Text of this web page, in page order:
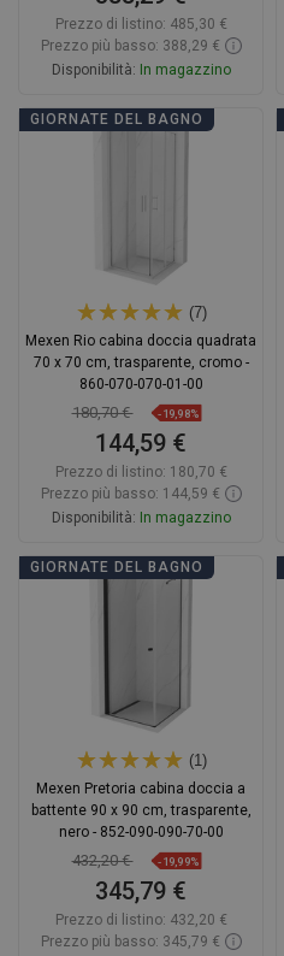
Prezzo di listino: 485,30 €
Prezzo più basso: 388,29 €
Disponibilità: In magazzino
Aggiungi al carrello
GIORNATE DEL BAGNO
(7)
Mexen Rio cabina doccia quadrata
70 x 70 cm, trasparente, cromo -
860-070-070-01-00
180,70 € -19,98%
144,59 €
Prezzo di listino: 180,70 €
Prezzo più basso: 144,59 €
Disponibilità: In magazzino
Aggiungi al carrello
GIORNATE DEL BAGNO
(1)
Mexen Pretoria cabina doccia a
battente 90 x 90 cm, trasparente,
nero - 852-090-090-70-00
432,20 € -19,99%
345,79 €
Prezzo di listino: 432,20 €
Prezzo più basso: 345,79 €